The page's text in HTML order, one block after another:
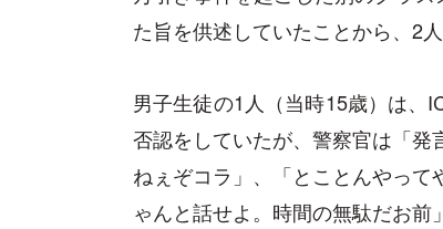
た旨を供述していたことから、2
男子生徒の1人（当時15歳）は、
否認をしていたが、警察官は「
ねぇぞコラ」、「とことんやっ
ゃんと話せよ。時間の無駄だお